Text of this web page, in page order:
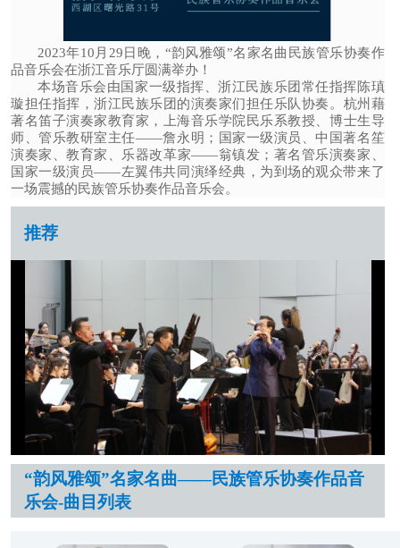
2023年10月29日晚，“韵风雅颂”名家名曲民族管乐协奏作
品音乐会在浙江音乐厅圆满举办！
本场音乐会由国家一级指挥、浙江民族乐团常任指挥陈瑱
璇担任指挥，浙江民族乐团的演奏家们担任乐队协奏。杭州藉
著名笛子演奏家教育家，上海音乐学院民乐系教授、博士生导
师、管乐教研室主任——詹永明；国家一级演员、中国著名笙
演奏家、教育家、乐器改革家——翁镇发；著名管乐演奏家、
国家一级演员——左翼伟共同演绎经典，为到场的观众带来了
一场震撼的民族管乐协奏作品音乐会。
推荐
播
放
“韵风雅颂”名家名曲——民族管乐协奏作品音
乐会-曲目列表